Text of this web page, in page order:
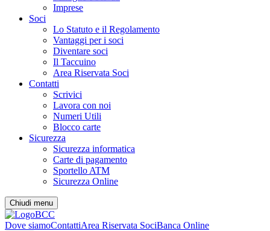
Imprese
Soci
Lo Statuto e il Regolamento
Vantaggi per i soci
Diventare soci
Il Taccuino
Area Riservata Soci
Contatti
Scrivici
Lavora con noi
Numeri Utili
Blocco carte
Sicurezza
Sicurezza informatica
Carte di pagamento
Sportello ATM
Sicurezza Online
Chiudi menu
Dove siamoContattiArea Riservata SociBanca Online